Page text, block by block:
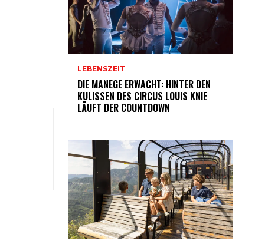
LEBENSZEIT
DIE MANEGE ERWACHT: HINTER DEN
KULISSEN DES CIRCUS LOUIS KNIE
LÄUFT DER COUNTDOWN